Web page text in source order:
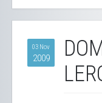
03 Nov
2009